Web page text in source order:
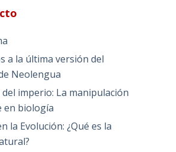
a la última versión del
Neolengua
imperio: La manipulación
en biología
la Evolución: ¿Qué es la